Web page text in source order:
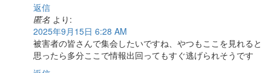
返信
匿名 より:
2025年9月15日 6:28 AM
被害者の皆さんで集会したいですね、やつもここを見れると
思ったら多分ここで情報出回ってもすぐ逃げられそうです